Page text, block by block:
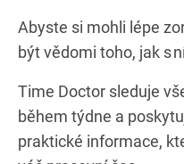
Abyste si mohli lépe
být vědomi toho, jak s
Time Doctor sleduje
během týdne a
praktické informace,